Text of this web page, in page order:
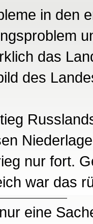
in den
das
des
nur fort.
war das
eine